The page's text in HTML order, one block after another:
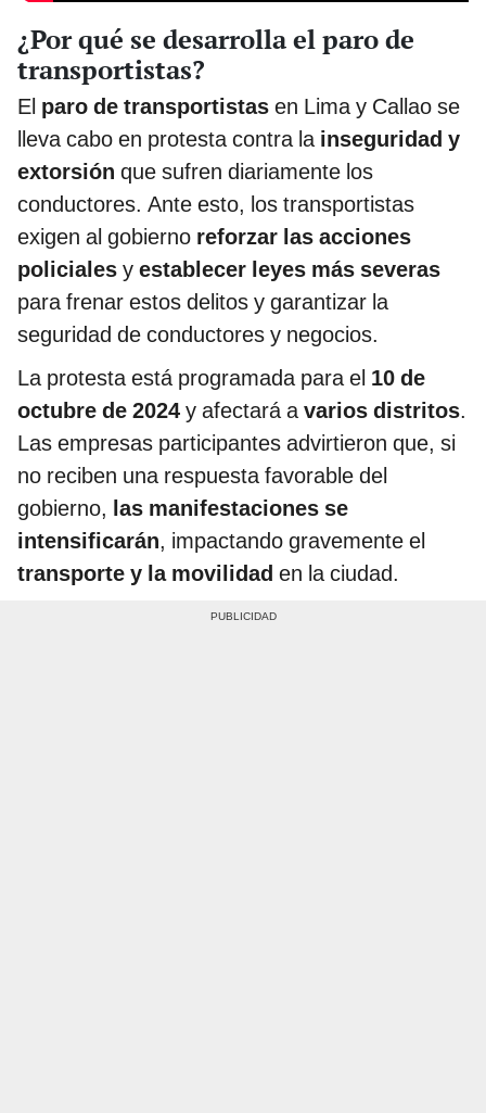
¿Por qué se desarrolla el paro de
transportistas?
El paro de transportistas en Lima y Callao se
lleva cabo en protesta contra la inseguridad y
extorsión que sufren diariamente los
conductores. Ante esto, los transportistas
exigen al gobierno reforzar las acciones
policiales y establecer leyes más severas
para frenar estos delitos y garantizar la
seguridad de conductores y negocios.
La protesta está programada para el 10 de
octubre de 2024 y afectará avarios distritos.
Las empresas participantes advirtieron que, si
no reciben una respuesta favorable del
gobierno, las manifestaciones se
intensificarán, impactando gravemente el
transporte y la movilidad en la ciudad.